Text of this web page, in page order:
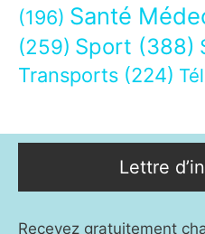
(196) Santé
(259) Sport (388)
Transports (224)
Lettre
Recevez gratuitement